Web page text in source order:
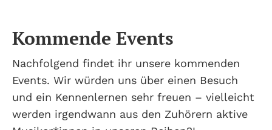
Kommende Events
Nachfolgend findet ihr unsere kommenden
Events. Wir würden uns über einen Besuch
und ein Kennenlernen sehr freuen – vielleicht
werden irgendwann aus den Zuhörern aktive